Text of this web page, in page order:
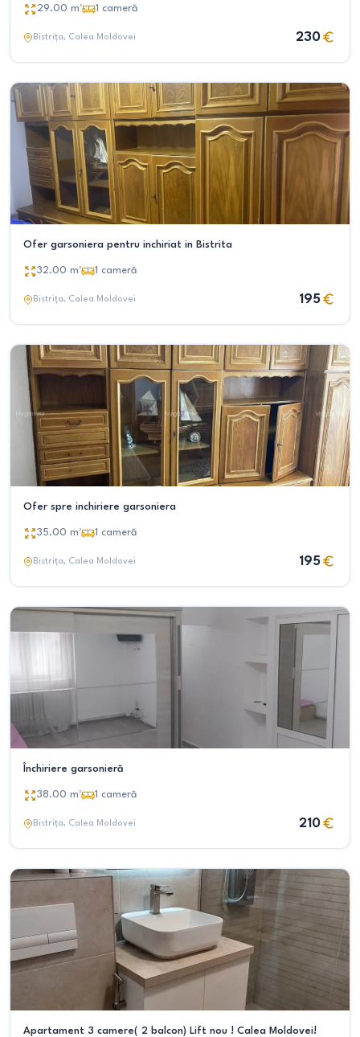
29.00 m² 1 cameră
Bistrița, Calea Moldovei 230
Ofer garsoniera pentru inchiriat in Bistrita
32.00 m² 1 cameră
Bistrița, Calea Moldovei 195
Ofer spre inchiriere garsoniera
35.00 m² 1 cameră
Bistrița, Calea Moldovei 195
Închiriere garsonieră
38.00 m² 1 cameră
Bistrița, Calea Moldovei 210
Apartament 3 camere( 2 balcon) Lift nou ! Calea Moldovei!